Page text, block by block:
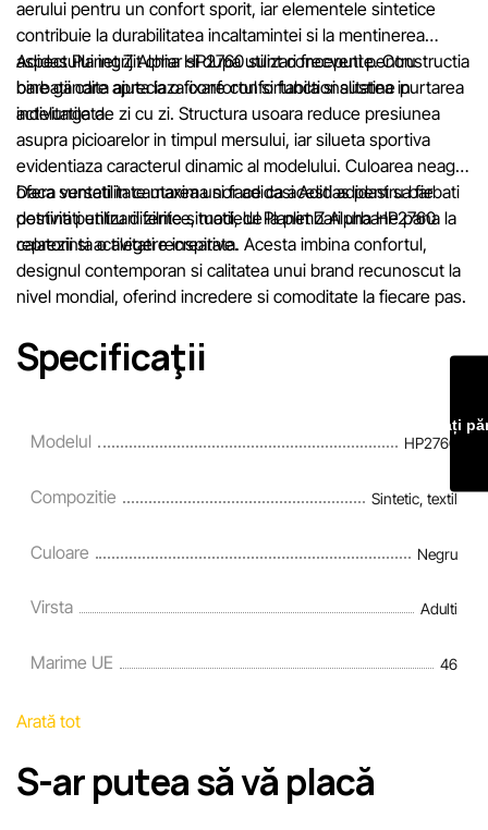
Echipa noastră verifică și actualizează periodic informațiile
de pe site pentru a identifica și corecta prompt eventualele
erori în cel mai scurt termen rezonabil.
aerului pentru un confort sporit, iar elementele sintetice
contribuie la durabilitatea incaltamintei si la mentinerea
aspectului ingrijit chiar si dupa utilizari frecvente. Constructia
bine gandita ajuta la o fixare confortabila si sustine purtarea
indelungata.
Adidas Planet Z Alpha HP2760 sunt conceputi pentru
barbatii care apreciaza confortul si functionalitatea in
activitatile de zi cu zi. Structura usoara reduce presiunea
asupra picioarelor in timpul mersului, iar silueta sportiva
evidentiaza caracterul dinamic al modelului. Culoarea neagra
ofera versatilitate maxima si face ca acesti adidasi sa fie
potriviti pentru diferite situatii, de la plimbari urbane pana la
calatorii si activitati recreative.
Daca sunteti in cautarea unor adidasi Adidas pentru barbati
destinati utilizarii zilnice, modelul Planet Z Alpha HP2760
reprezinta o alegere inspirata. Acesta imbina confortul,
designul contemporan si calitatea unui brand recunoscut la
nivel mondial, oferind incredere si comoditate la fiecare pas.
Specificaţii
Modelul HP2760
Compozitie Sintetic, textil
Culoare Negru
Virsta Adulti
Marime UE 46
Arată tot
S-ar putea să vă placă
Lăsați